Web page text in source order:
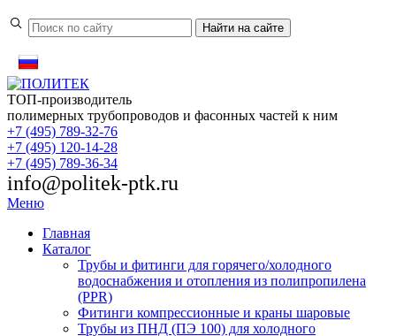
Найти на сайте
ТОП-производитель
полимерных трубопроводов и фасонных частей к ним
+7 (495) 789-32-76
+7 (495) 120-14-28
+7 (495) 789-36-34
info@politek-ptk.ru
Меню
Главная
Каталог
Трубы и фитинги для горячего/холодного
водоснабжения и отопления из полипропилена
(PPR)
Фитинги компрессионные и краны шаровые
Трубы из ПНД (ПЭ 100) для холодного